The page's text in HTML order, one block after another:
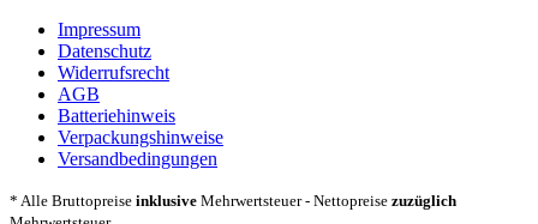
Impressum
Datenschutz
Widerrufsrecht
AGB
Batteriehinweis
Verpackungshinweise
Versandbedingungen
* Alle Bruttopreise inklusive Mehrwertsteuer - Nettopreise zuzüglich